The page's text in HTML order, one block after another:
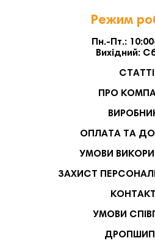
Режим
Пн.-Пт.:
Вихідний:
СТАТТІ
ПРО
ОПЛАТА ТА
УМОВИ
ЗАХИСТ
УМОВИ